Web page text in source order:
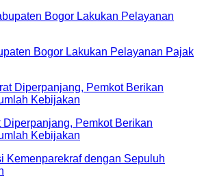
Bogor Lakukan Pelayanan Pajak
Diperpanjang, Pemkot Berikan
Kebijakan